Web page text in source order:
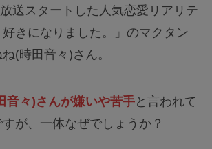
送スタートした人気恋愛リアリテ
好きになりました。」のマクタン
(時田音々)さん。
音々)さんが嫌いや苦手と言われて
が、一体なぜでしょうか？